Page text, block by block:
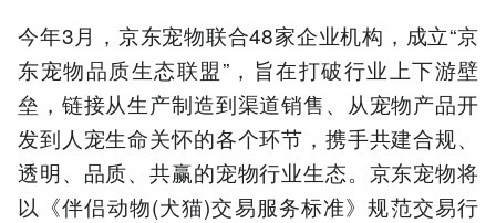
今年3月，京东宠物联合48家企业机构，成立“京
东宠物品质生态联盟”，旨在打破行业上下游壁
垒，链接从生产制造到渠道销售、从宠物产品开
发到人宠生命关怀的各个环节，携手共建合规、
透明、品质、共赢的宠物行业生态。京东宠物将
以《伴侣动物(犬猫)交易服务标准》规范交易行